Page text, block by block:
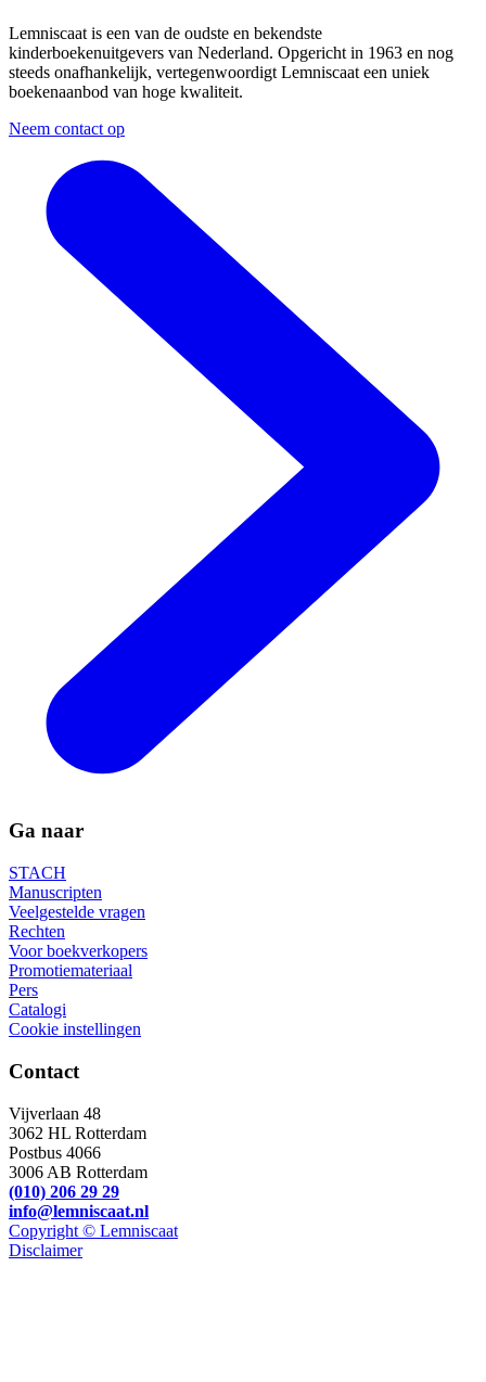
Lemniscaat is een van de oudste en bekendste
kinderboekenuitgevers van Nederland. Opgericht in 1963 en nog
steeds onafhankelijk, vertegenwoordigt Lemniscaat een uniek
boekenaanbod van hoge kwaliteit.
Neem contact op
Ga naar
STACH
Manuscripten
Veelgestelde vragen
Rechten
Voor boekverkopers
Promotiemateriaal
Pers
Catalogi
Cookie instellingen
Contact
Vijverlaan 48
3062 HL Rotterdam
Postbus 4066
3006 AB Rotterdam
(010) 206 29 29
info@lemniscaat.nl
Copyright © Lemniscaat
Disclaimer